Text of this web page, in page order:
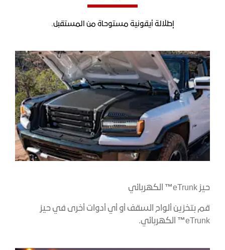
إطلالة أيقونية مستوحاة من المستقبل.
حيز eTrunk ™ الكهربائي
قم بتخزين ألواح السقف أو أي أدوات أخرى في حيز
eTrunk
™ الكهربائي.